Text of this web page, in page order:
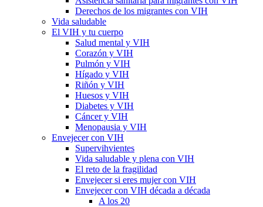
Derechos de los migrantes con VIH
Vida saludable
El VIH y tu cuerpo
Salud mental y VIH
Corazón y VIH
Pulmón y VIH
Hígado y VIH
Riñón y VIH
Huesos y VIH
Diabetes y VIH
Cáncer y VIH
Menopausia y VIH
Envejecer con VIH
Supervihvientes
Vida saludable y plena con VIH
El reto de la fragilidad
Envejecer si eres mujer con VIH
Envejecer con VIH década a década
A los 20